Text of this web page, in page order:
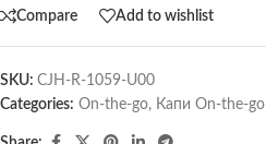
Compare Add to wishlist
SKU: CJH-R-1059-U00
Categories: On-the-go, Капи On-the-go